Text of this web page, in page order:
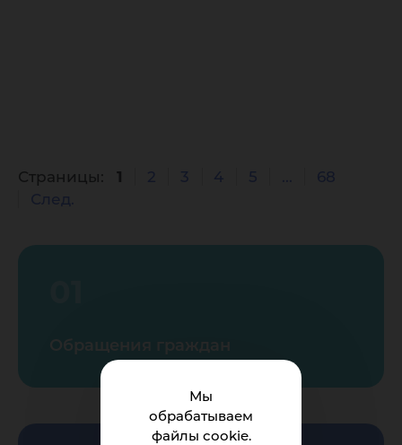
Мы
обрабатываем
файлы cookie.
Страницы: 1 2 3 4 5
68
След.